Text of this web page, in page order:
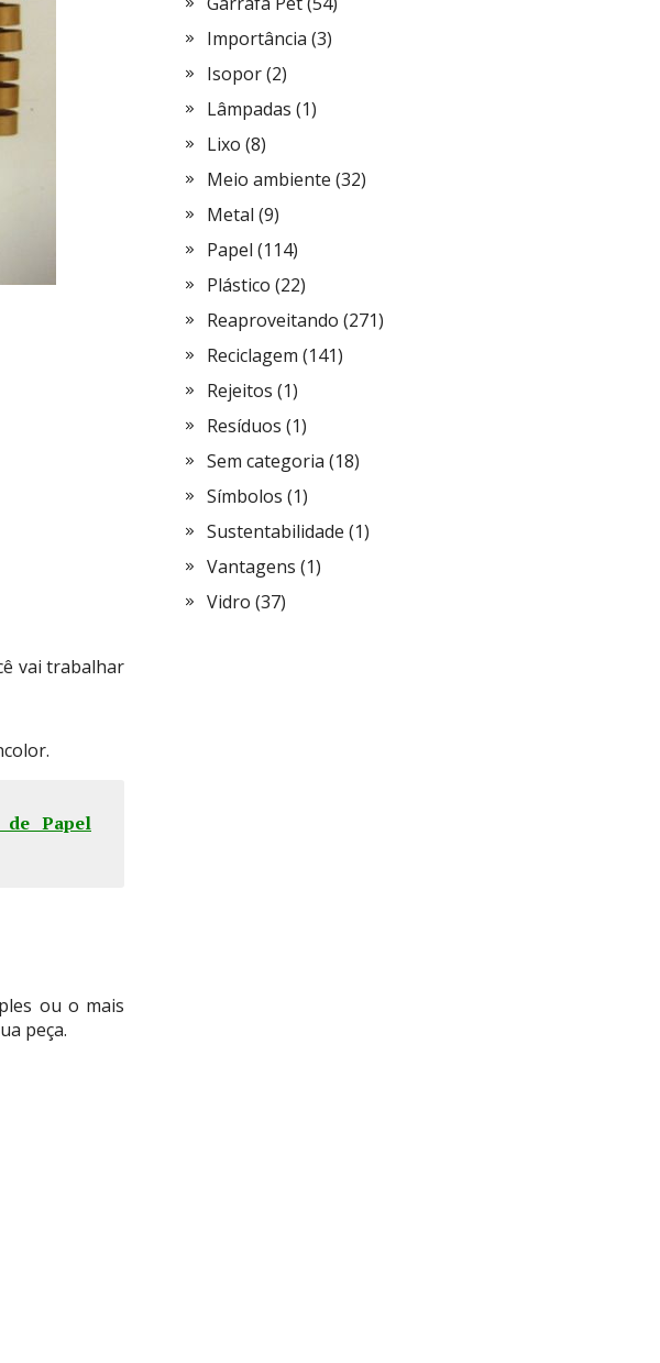
vai trabalhar
Papel
ou o mais
peça.
Importância (3)
Isopor(2)
Lâmpadas (1)
Lixo (8)
Meio ambiente (32)
Metal (9)
Papel (114)
Plástico (22)
Reaproveitando (271)
Reciclagem (141)
Rejeitos (1)
Resíduos (1)
Sem categoria (18)
Símbolos (1)
Sustentabilidade (1)
Vantagens (1)
Vidro (37)